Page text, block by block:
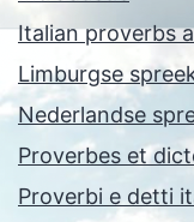
Italian proverbs
Limburgse
Nederlandse
Proverbes et
Proverbi e detti